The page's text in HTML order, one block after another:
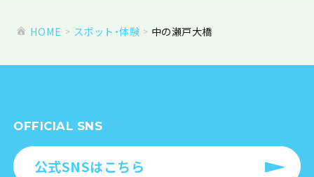
HOME スポット・体験 中の瀬戸大橋
OFFICIAL SNS
公式SNSはこちら